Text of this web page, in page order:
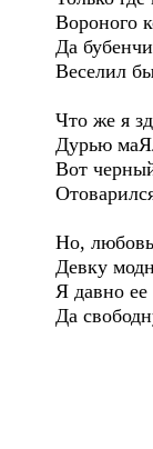
Вороного
Да
Веселил
Что же я
Дурью
Вот черный
Но,
Девку
Я давно
Да